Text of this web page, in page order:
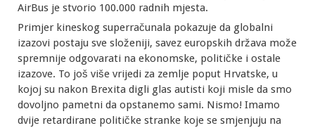
AirBus je stvorio 100.000 radnih mjesta.
Primjer kineskog superračunala pokazuje da globalni
izazovi postaju sve složeniji, savez europskih država može
spremnije odgovarati na ekonomske, političke i ostale
izazove. To još više vrijedi za zemlje poput Hrvatske, u
kojoj su nakon Brexita digli glas autisti koji misle da smo
dovoljno pametni da opstanemo sami. Nismo! Imamo
dvije retardirane političke stranke koje se smjenjuju na